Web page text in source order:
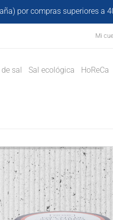
por compras superiores a
Mi
sal Sal ecológica HoReCa